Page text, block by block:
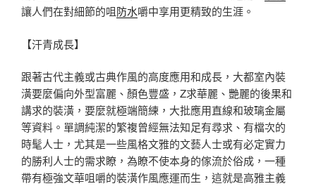
讓人們在對細節的咀防水嚼中享用更精致的生涯。
【汗青成長】
跟著古代主義或古典作風的高度應用和成長，大都室內裝
潢要麼偏向外型富麗、顏色豐盛，Z求華麗、艷麗的後果和
講求的裝潢，要麼就極端簡練，大批應用直線和玻璃金屬
等資料。單調純潔的繁複曾經無法知足有尋求、有檔次的
時髦人士，尤其是一些風格文雅的文藝人士或有必定實力
的勝利人士的需求瞭，為瞭不使本身的傢流於俗成，一種
帶有極強文華咀嚼的裝潢作風應運而生，這就是高雅主義